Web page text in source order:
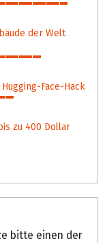
der Welt
Face-Hack
zu 400 Dollar
bitte einen der